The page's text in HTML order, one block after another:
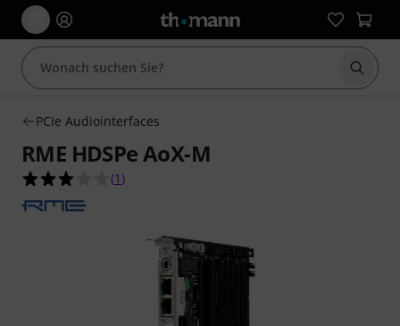
Suche
PCIe Audiointerfaces
RME HDSPe AoX-M
3.0 von 5 Sternen aus 1 Kundenbewertungen
(1 )